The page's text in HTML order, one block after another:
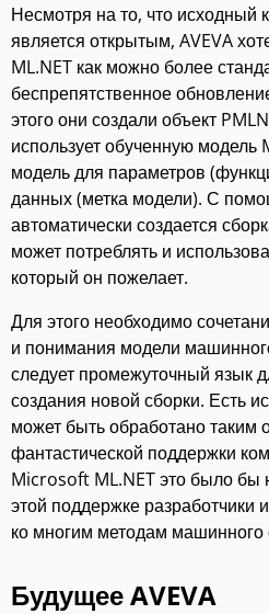
Несмотря на то, что исходный
является открытым, AVEVA
ML.NET как можно более
беспрепятственное
этого они создали объект
использует обученную модель
модель для параметров
данных (метка модели). С
автоматически создается
может потреблять и
который он пожелает.
Для этого необходимо
и понимания модели
следует промежуточный язык
создания новой сборки. Есть
может быть обработано таким
фантастической поддержки
Microsoft ML.NET это было бы
этой поддержке разработчики
ко многим методам машинного
Будущее AVEVA